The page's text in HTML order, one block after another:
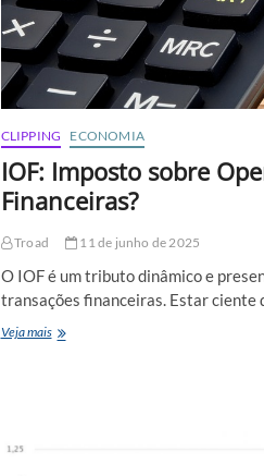
CLIPPING ECONOMIA
IOF: Imposto sobre
Financeiras?
Troad 11 de junho de 2025
O IOF é um tributo dinâmico e
transações financeiras. Estar ciente
Veja maisIOF: